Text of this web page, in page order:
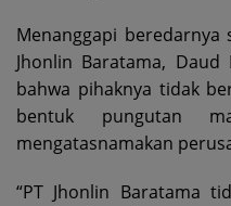
Menanggapi
Jhonlin Baratama, Daud
bahwa pihaknya tidak
bentuk pungutan
mengatasnamakan
“PT Jhonlin Baratama